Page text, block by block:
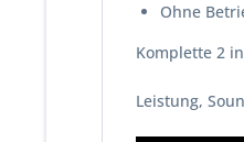
Ohne
Komplette 2
Leistung,